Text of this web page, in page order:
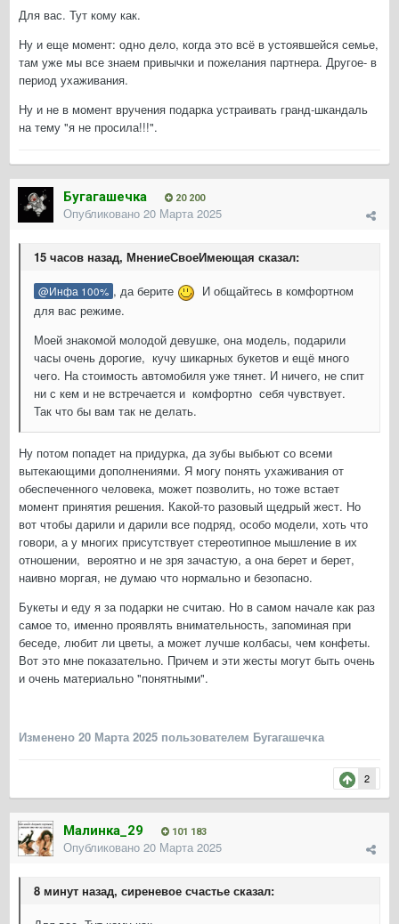
Для вас. Тут кому как.
Ну и еще момент: одно дело, когда это всё в устоявшейся семье,
там уже мы все знаем привычки и пожелания партнера. Другое- в
период ухаживания.
Ну и не в момент вручения подарка устраивать гранд-шкандаль
на тему "я не просила!!!".
Бугагашечка 20 200
Опубликовано 20 Марта 2025
15 часов назад, МнениеСвоеИмеющая сказал:
@Инфа 100% , да берите
И общайтесь в комфортном
для вас режиме.
Моей знакомой молодой девушке, она модель, подарили
часы очень дорогие, кучу шикарных букетов и ещё много
чего. На стоимость автомобиля уже тянет. И ничего, не спит
ни с кем и не встречается и комфортно себя чувствует.
Так что бы вам так не делать.
Ну потом попадет на придурка, да зубы выбьют со всеми
вытекающими дополнениями. Я могу понять ухаживания от
обеспеченного человека, может позволить, но тоже встает
момент принятия решения. Какой-то разовый щедрый жест. Но
вот чтобы дарили и дарили все подряд, особо модели, хоть что
говори, а у многих присутствует стереотипное мышление в их
отношении, вероятно и не зря зачастую, а она берет и берет,
наивно моргая, не думаю что нормально и безопасно.
Букеты и еду я за подарки не считаю. Но в самом начале как раз
самое то, именно проявлять внимательность, запоминая при
беседе, любит ли цветы, а может лучше колбасы, чем конфеты.
Вот это мне показательно. Причем и эти жесты могут быть очень
и очень материально "понятными".
Изменено 20 Марта 2025 пользователем Бугагашечка
2
Малинка_29 101 183
Опубликовано 20 Марта 2025
8 минут назад, сиреневое счастье сказал: